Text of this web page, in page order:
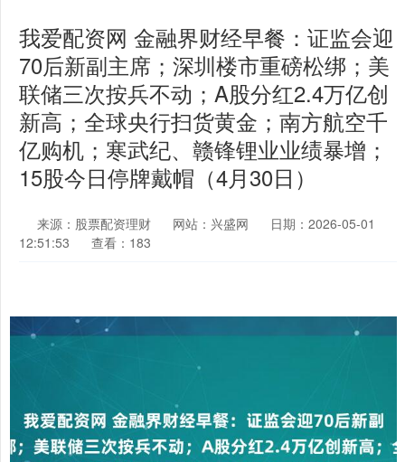
我爱配资网 金融界财经早餐：证监会迎
70后新副主席；深圳楼市重磅松绑；美
联储三次按兵不动；A股分红2.4万亿创
新高；全球央行扫货黄金；南方航空千
亿购机；寒武纪、赣锋锂业业绩暴增；
15股今日停牌戴帽（4月30日）
来源：股票配资理财 网站：兴盛网
日期：2026-05-01
12:51:53
查看：183